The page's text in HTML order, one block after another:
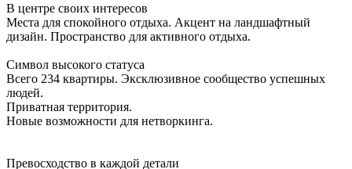
В центре своих интересов
Места для спокойного отдыха. Акцент на ландшафтный
дизайн. Пространство для активного отдыха.
Символ высокого статуса
Всего 234 квартиры. Эксклюзивное сообщество успешных
людей.
Приватная территория.
Новые возможности для нетворкинга.
Превосходство в каждой детали